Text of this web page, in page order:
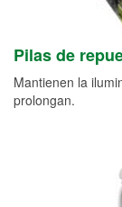
Pilas de
Mantienen la
prolongan.